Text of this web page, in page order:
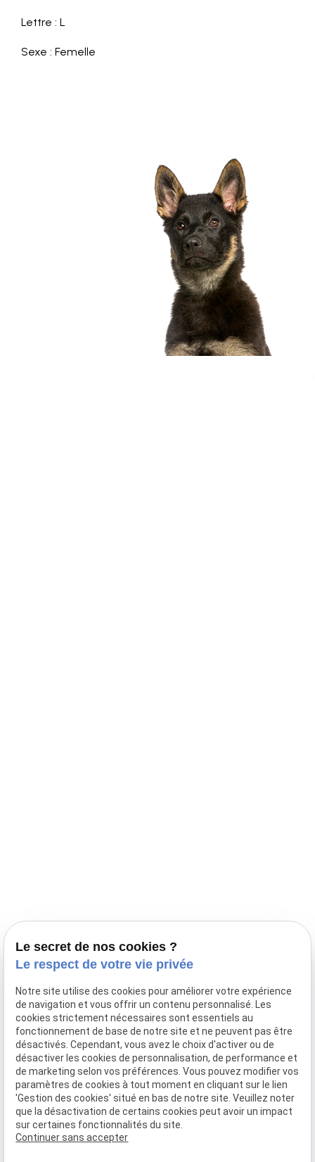
Lettre : L
Sexe : Femelle
03 28 68 82 00
06 80 84 45 90
Adresse
10, chemin de Cassel
59470 BOLLEZEELE
Horaires
09:00 - 17:00
Lundi - Samedi
Le secret de nos cookies ?
Le respect de votre vie privée
Notre site utilise des cookies pour améliorer votre expérience
de navigation et vous offrir un contenu personnalisé. Les
cookies strictement nécessaires sont essentiels au
fonctionnement de base de notre site et ne peuvent pas être
désactivés. Cependant, vous avez le choix d'activer ou de
désactiver les cookies de personnalisation, de performance et
de marketing selon vos préférences. Vous pouvez modifier vos
paramètres de cookies à tout moment en cliquant sur le lien
'Gestion des cookies' situé en bas de notre site. Veuillez noter
que la désactivation de certains cookies peut avoir un impact
sur certaines fonctionnalités du site.
Continuer sans accepter